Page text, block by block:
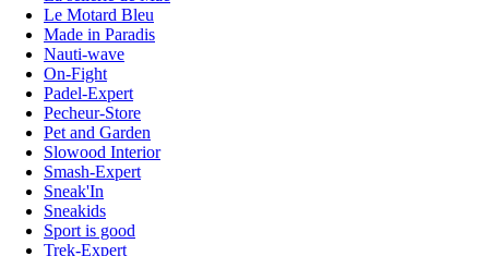
Le Motard Bleu
Made in Paradis
Nauti-wave
On-Fight
Padel-Expert
Pecheur-Store
Pet and Garden
Slowood Interior
Smash-Expert
Sneak'In
Sneakids
Sport is good
Trek-Expert